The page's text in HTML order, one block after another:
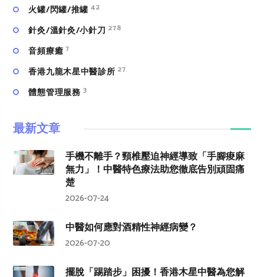
火罐/閃罐/推罐 42
針灸/溫針灸/小針刀 278
⾳頻療癒 7
香港九龍木星中醫診所 27
體態管理服務 3
最新文章
手機不離手？頸椎壓迫神經導致「手腳痠麻
無力」！中醫特色療法助您徹底告別頑固痛
楚
2026-07-24
中醫如何應對酒精性神經病變？
2026-07-20
擺脫「踢踏步」困擾！香港木星中醫為您解